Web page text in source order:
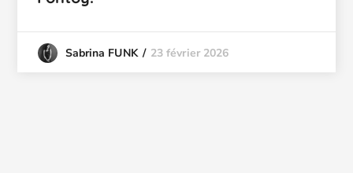
Sabrina FUNK 23 février 2026